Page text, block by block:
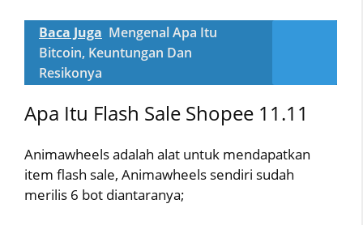
Baca Juga Mengenal Apa Itu
Bitcoin, Keuntungan Dan
Resikonya
Apa Itu Flash Sale Shopee 11.11
Animawheels adalah alat untuk mendapatkan
item flash sale, Animawheels sendiri sudah
merilis 6 bot diantaranya;